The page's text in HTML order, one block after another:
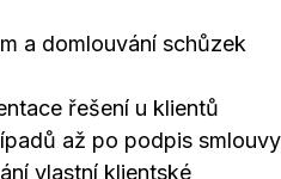
a domlouvání schůzek
řešení u klientů
až po podpis smlouvy
vlastní klientské